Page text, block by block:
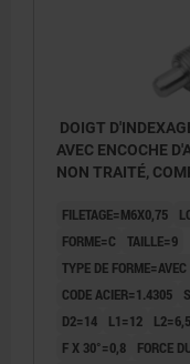
DOIGT
AVEC ENCOCHE
NON TRAITÉ,
FILETAGE=M6X0,75
FORME=C
TAILLE=9
TYPE DE
CODE ACIER=1.4305
D2=14
L1=12 L2=6,5
F X 30°=0,8
FORCE